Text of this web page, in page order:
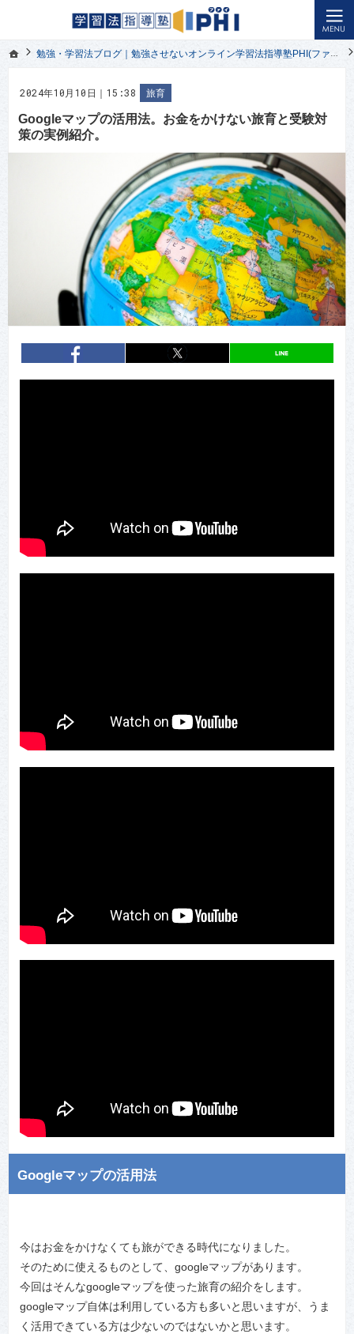
勉強・学習法ブログ｜勉強させないオンライン学習法指導塾PHI(ファイ)
2024年10月10日｜15:38 旅育
Googleマップの活用法。お金をかけない旅育と受験対
策の実例紹介。
オンライン授業の悩みを解決｜幼児教育から小学生・中学生・高校生の受験勉強まで対応｜学習法
小学生・中学生・高校生の受験勉強を応援する勉強させないオンライン学習法指導塾PHI(ファイ)ブ
entry224 entry224
Googleマップの活用法
今はお金をかけなくても旅ができる時代になりました。
そのために使えるものとして、googleマップがあります。
今回はそんなgoogleマップを使った旅育の紹介をします。
googleマップ自体は利用している方も多いと思いますが、うま
く活用できている方は少ないのではないかと思います。
ホーム
勉強・学習法ブログ｜勉強させないオンライン学習法指導塾PHI(ファイ)